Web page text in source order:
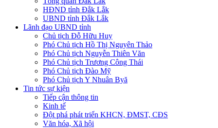
HĐND tỉnh Đắk Lắk
UBND tỉnh Đắk Lắk
Lãnh đạo UBND tỉnh
Chủ tịch Đỗ Hữu Huy
Phó Chủ tịch Hồ Thị Nguyên Thảo
Phó Chủ tịch Nguyễn Thiên Văn
Phó Chủ tịch Trương Công Thái
Phó Chủ tịch Đào Mỹ
Phó Chủ tịch Y Nhuân Byă
Tin tức sự kiện
Tiếp cận thông tin
Kinh tế
Đột phá phát triển KHCN, ĐMST, CĐS
Văn hóa, Xã hội